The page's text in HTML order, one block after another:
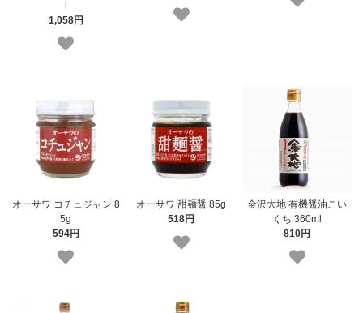
l
1,058円
オーサワ コチュジャン 8
5g
594円
オーサワ 甜麺醤 85g
518円
金沢大地 有機醤油こい
くち 360ml
810円